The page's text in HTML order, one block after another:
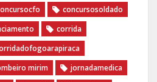
concursosoldado
corrida
mirim
jornadamedica